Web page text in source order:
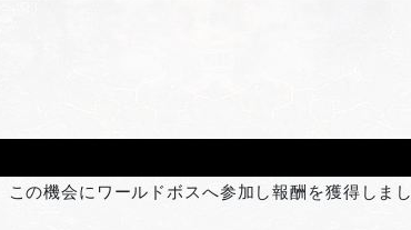
の機会にワールドボスへ参加し報酬を獲得しまし